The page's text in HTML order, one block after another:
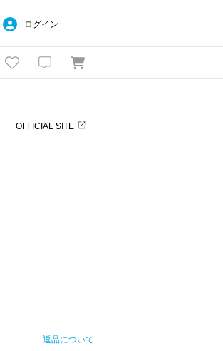
ログイン
OFFICIAL SITE
返品について